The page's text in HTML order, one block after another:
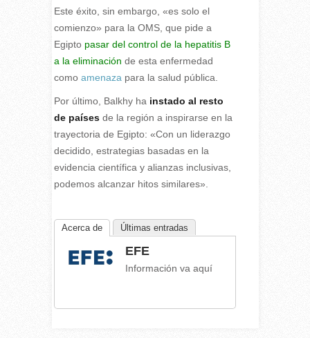
Este éxito, sin embargo, «es solo el
comienzo» para la OMS, que pide a
Egipto pasar del control de la hepatitis B
a la eliminación de esta enfermedad
como amenazapara la salud pública.
Por último, Balkhy ha instado al resto
de paísesde la región a inspirarse en la
trayectoria de Egipto: «Con un liderazgo
decidido, estrategias basadas en la
evidencia científica y alianzas inclusivas,
podemos alcanzar hitos similares».
Acerca de Últimas entradas
EFE
Información va aquí